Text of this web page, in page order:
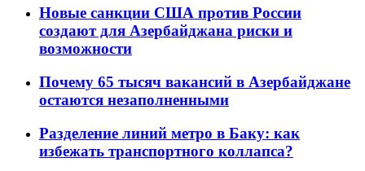
Новые санкции США против России
создают для Азербайджана риски и
возможности
Почему 65 тысяч вакансий в Азербайджане
остаются незаполненными
Разделение линий метро в Баку: как
избежать транспортного коллапса?